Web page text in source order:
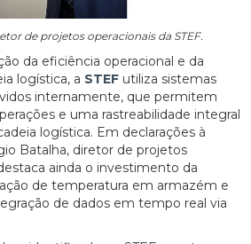
de projetos operacionais da STEF.
da eficiência operacional e da
logística, a STEF utiliza sistemas
internamente, que permitem
e uma rastreabilidade integral
logística. Em declarações à
Batalha, diretor de projetos
ainda o investimento da
de temperatura em armazém e
de dados em tempo real via